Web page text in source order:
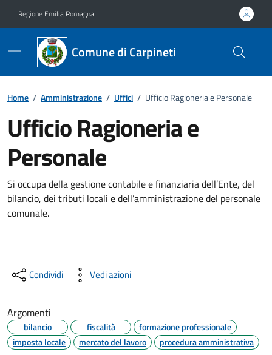
Regione Emilia Romagna
Comune di Carpineti
Home / Amministrazione / Uffici / Ufficio Ragioneria e Personale
Ufficio Ragioneria e
Personale
Si occupa della gestione contabile e finanziaria dell’Ente, del
bilancio, dei tributi locali e dell’amministrazione del personale
comunale.
Condividi Vedi azioni
Argomenti
bilancio fiscalità
formazione professionale
imposta locale
mercato del lavoro procedura amministrativa